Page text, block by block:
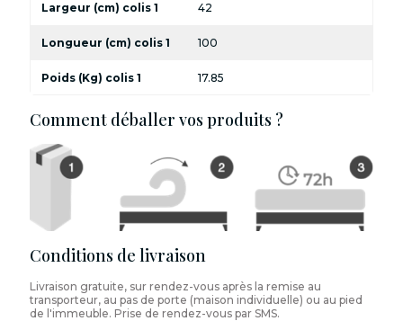
Largeur (cm) colis 1 42
Longueur (cm) colis 1 100
Poids (Kg) colis 1 17.85
Comment déballer vos produits ?
Conditions de livraison
Livraison gratuite, sur rendez-vous après la remise au
transporteur, au pas de porte (maison individuelle) ou au pied
de l'immeuble. Prise de rendez-vous par SMS.